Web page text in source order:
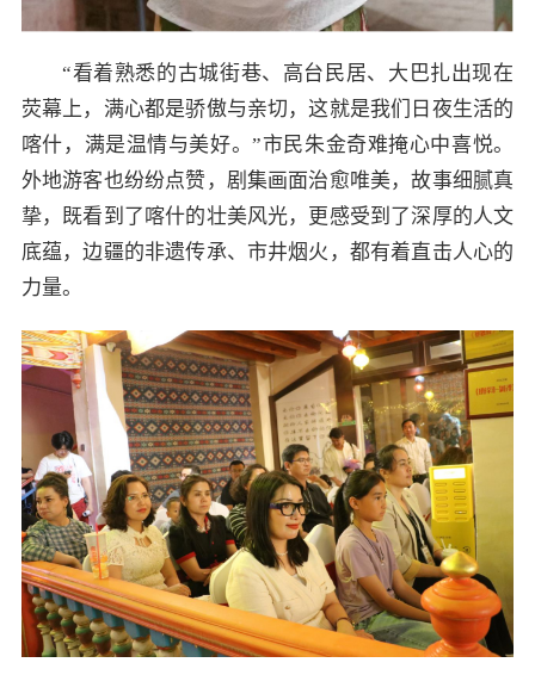
“看着熟悉的古城街巷、高台民居、大巴扎出现在
荧幕上，满心都是骄傲与亲切，这就是我们日夜生活的
喀什，满是温情与美好。”市民朱金奇难掩心中喜悦。
外地游客也纷纷点赞，剧集画面治愈唯美，故事细腻真
挚，既看到了喀什的壮美风光，更感受到了深厚的人文
底蕴，边疆的非遗传承、市井烟火，都有着直击人心的
力量。